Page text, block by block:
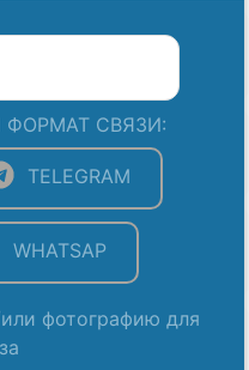
СВЯЗИ:
TELEGRAM
WHATSAP
фотографию для